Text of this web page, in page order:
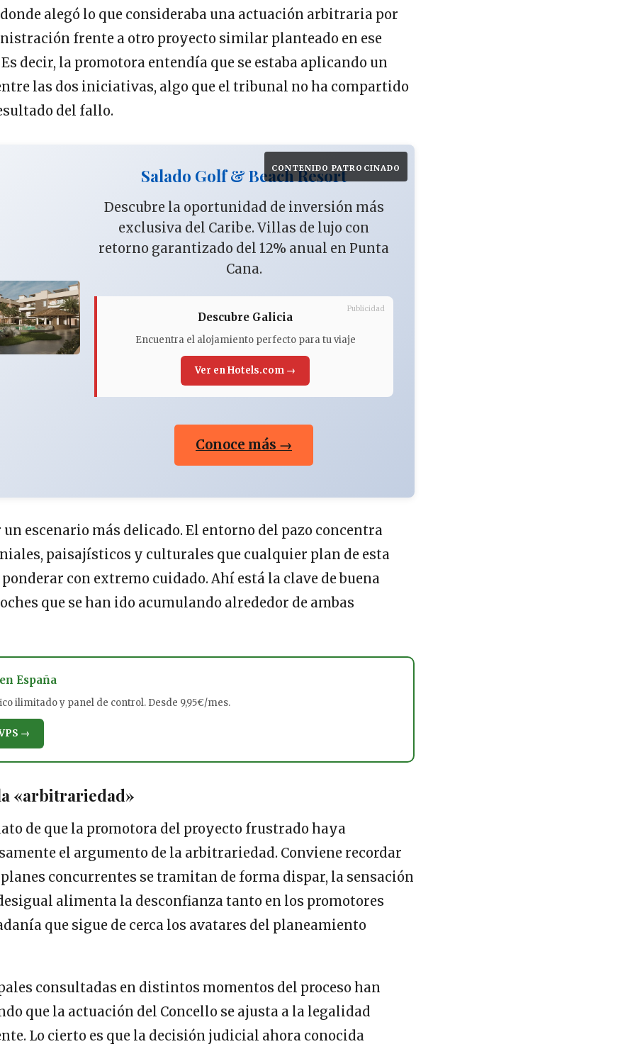
alegó lo que consideraba una actuación arbitraria por
frente a otro proyecto similar planteado en ese
decir, la promotora entendía que se estaba aplicando un
las dos iniciativas, algo que el tribunal no ha compartido
del fallo.
CONTENIDO PATROCINADO
Salado Golf & Beach Resort
Descubre la oportunidad de inversión más
exclusiva del Caribe. Villas de lujo con
retorno garantizado del 12% anual en Punta
Cana.
Descubre Galicia
Encuentra el alojamiento perfecto para tu viaje
Ver en Hotels.com →
Publicidad
Conoce más →
escenario más delicado. El entorno del pazo concentra
paisajísticos y culturales que cualquier plan de esta
con extremo cuidado. Ahí está la clave de buena
que se han ido acumulando alrededor de ambas
España
ilimitado y panel de control. Desde 9,95€/mes.
→
«arbitrariedad»
de que la promotora del proyecto frustrado haya
el argumento de la arbitrariedad. Conviene recordar
planes concurrentes se tramitan de forma dispar, la sensación
alimenta la desconfianza tanto en los promotores
que sigue de cerca los avatares del planeamiento
consultadas en distintos momentos del proceso han
que la actuación del Concello se ajusta a la legalidad
Lo cierto es que la decisión judicial ahora conocida